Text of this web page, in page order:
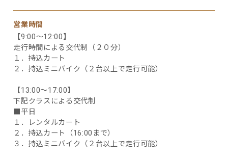
営業時間
【9:00～12:00】
走行時間による交代制（２０分）
１．持込カート
２．持込ミニバイク（２台以上で走行可能）
【13:00～17:00】
下記クラスによる交代制
■平日
１．レンタルカート
２．持込カート（16:00まで）
３．持込ミニバイク（２台以上で走行可能）